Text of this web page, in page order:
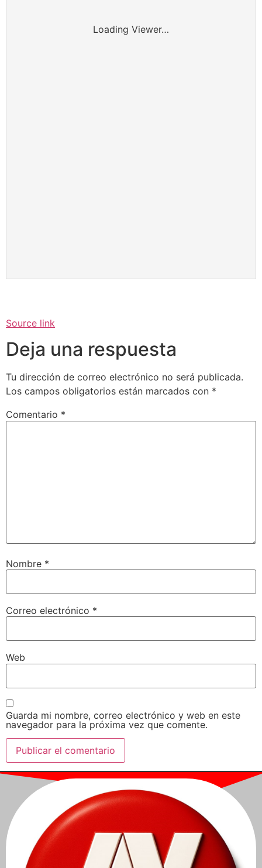
Loading Viewer…
Source link
Deja una respuesta
Tu dirección de correo electrónico no será publicada.
Los campos obligatorios están marcados con *
Comentario *
Nombre *
Correo electrónico *
Web
Guarda mi nombre, correo electrónico y web en este
navegador para la próxima vez que comente.